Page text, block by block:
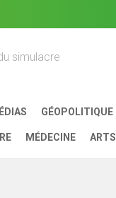
simulacre
GÉOPOLITIQUE
MÉDECINE ARTS